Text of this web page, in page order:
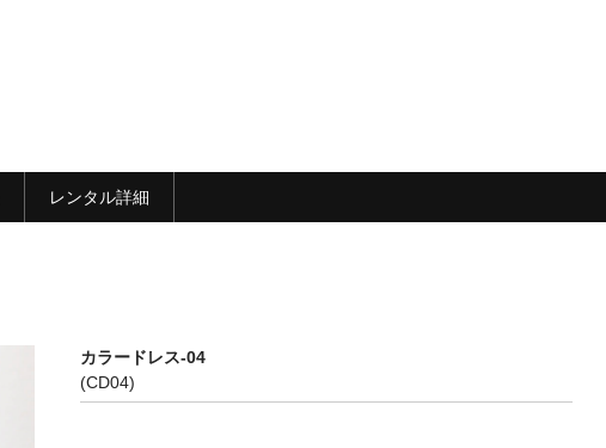
レンタル詳細
カラードレス-04
(CD04)